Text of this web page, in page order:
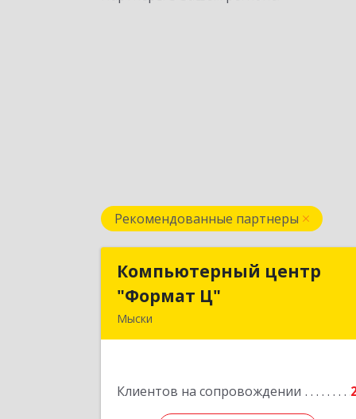
Рекомендованные партнеры
Компьютерный центр
"Формат Ц"
Мыски
Клиентов на сопровождении
Компьютерный центр